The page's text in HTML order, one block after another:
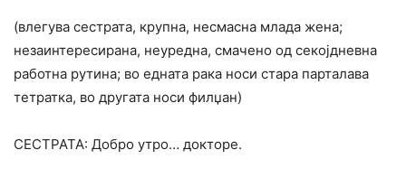
(влегува сестрата, крупна, несмасна млада жена;
незаинтересирана, неуредна, смачено од секојдневна
работна рутина; во едната рака носи стара парталава
тетратка, во другата носи филџан)
СЕСТРАТА: Добро утро… докторе.